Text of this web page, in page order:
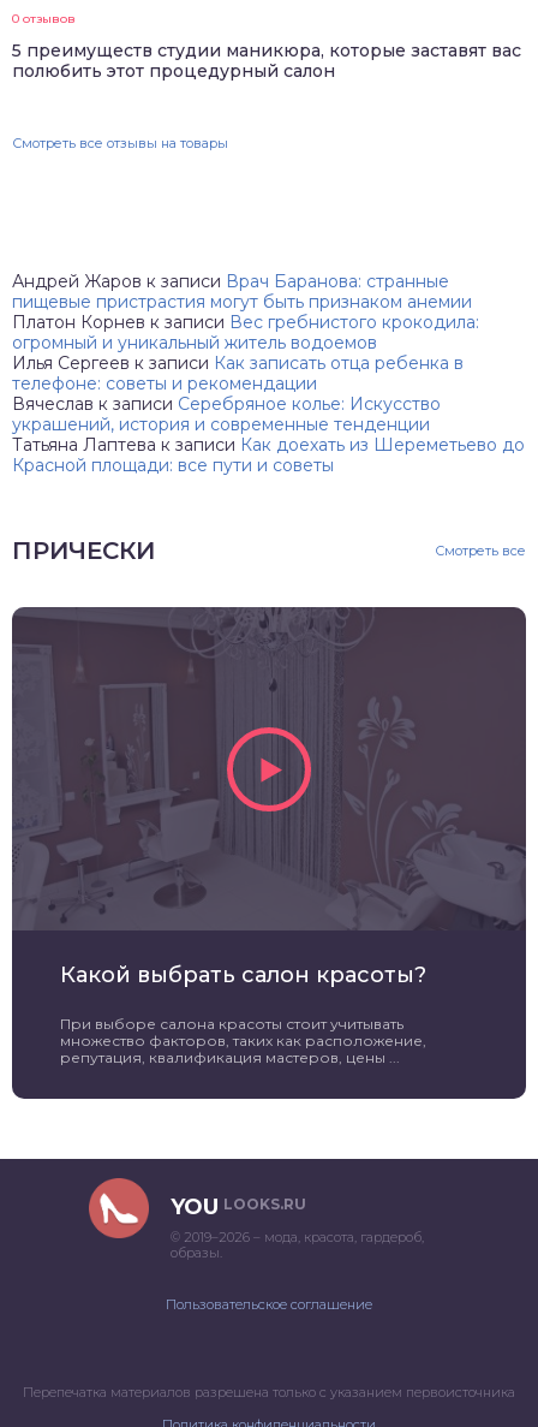
0 отзывов
5 преимуществ студии маникюра, которые заставят вас
полюбить этот процедурный салон
Смотреть все отзывы на товары
Андрей Жаров к записи Врач Баранова: странные
пищевые пристрастия могут быть признаком анемии
Платон Корнев к записи Вес гребнистого крокодила:
огромный и уникальный житель водоемов
Илья Сергеев к записи Как записать отца ребенка в
телефоне: советы и рекомендации
Вячеслав к записи Серебряное колье: Искусство
украшений, история и современные тенденции
Татьяна Лаптева к записи Как доехать из Шереметьево до
Красной площади: все пути и советы
ПРИЧЕСКИ Смотреть все
Какой выбрать салон красоты?
При выборе салона красоты стоит учитывать
множество факторов, таких как расположение,
репутация, квалификация мастеров, цены ...
YOU LOOKS.RU
© 2019–2026 – мода, красота, гардероб,
образы.
Пользовательское соглашение
Перепечатка материалов разрешена только с указанием первоисточника